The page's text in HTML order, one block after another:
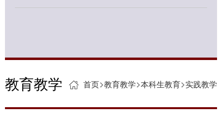
教育教学 首页 教育教学 本科生教育 实践教学